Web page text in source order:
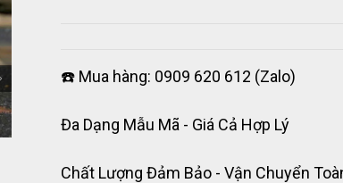
☎️ Mua hàng: 0909 620 612 (Zalo)
Đa Dạng Mẫu Mã - Giá Cả Hợp Lý
Chất Lượng Đảm Bảo - Vận Chuyển